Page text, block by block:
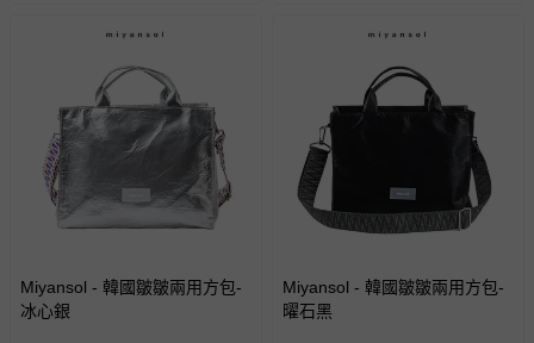
Miyansol - 韓國皺皺兩用方包-
冰心銀
Miyansol - 韓國皺皺兩用方包-
曜石黑